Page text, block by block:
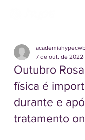
Outubro
física é
durante e
tratamento
7 de out. de 2022